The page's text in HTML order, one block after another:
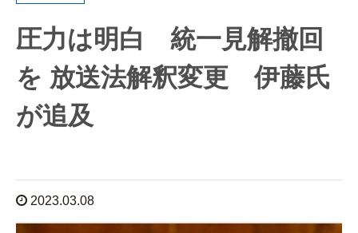
圧力は明白 統一見解撤回
を 放送法解釈変更 伊藤氏
が追及
2023.03.08